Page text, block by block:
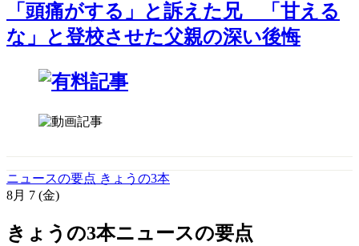
「頭痛がする」と訴えた兄 「甘える
な」と登校させた父親の深い後悔
ニュースの要点 きょうの3本
8月 7 (金)
きょうの3本ニュースの要点